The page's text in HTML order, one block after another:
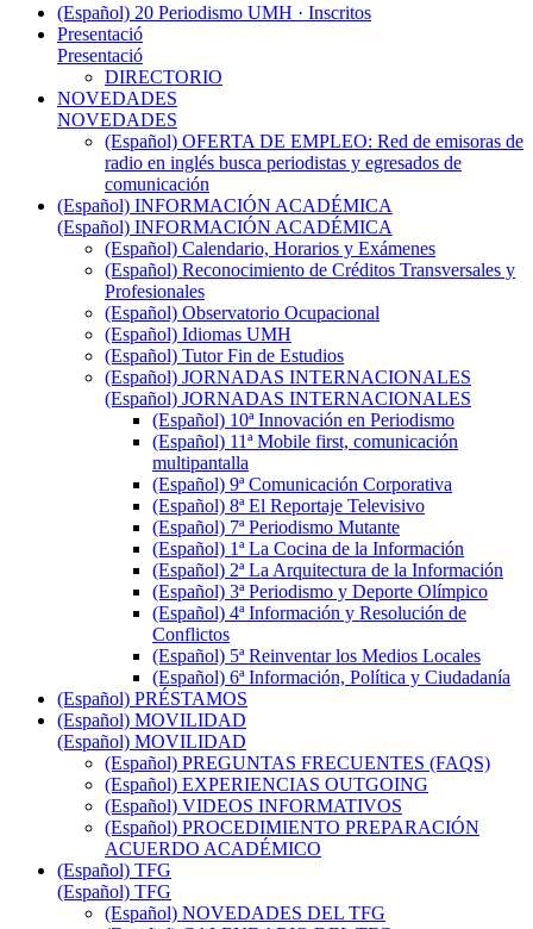
(Español) 20 Periodismo UMH · Inscritos
Presentació
Presentació
DIRECTORIO
NOVEDADES
NOVEDADES
(Español) OFERTA DE EMPLEO: Red de emisoras de
radio en inglés busca periodistas y egresados de
comunicación
(Español) INFORMACIÓN ACADÉMICA
(Español) INFORMACIÓN ACADÉMICA
(Español) Calendario, Horarios y Exámenes
(Español) Reconocimiento de Créditos Transversales y
Profesionales
(Español) Observatorio Ocupacional
(Español) Idiomas UMH
(Español) Tutor Fin de Estudios
(Español) JORNADAS INTERNACIONALES
(Español) JORNADAS INTERNACIONALES
(Español) 10ª Innovación en Periodismo
(Español) 11ª Mobile first, comunicación
multipantalla
(Español) 9ª Comunicación Corporativa
(Español) 8ª El Reportaje Televisivo
(Español) 7ª Periodismo Mutante
(Español) 1ª La Cocina de la Información
(Español) 2ª La Arquitectura de la Información
(Español) 3ª Periodismo y Deporte Olímpico
(Español) 4ª Información y Resolución de
Conflictos
(Español) 5ª Reinventar los Medios Locales
(Español) 6ª Información, Política y Ciudadanía
(Español) PRÉSTAMOS
(Español) MOVILIDAD
(Español) MOVILIDAD
(Español) PREGUNTAS FRECUENTES (FAQS)
(Español) EXPERIENCIAS OUTGOING
(Español) VIDEOS INFORMATIVOS
(Español) PROCEDIMIENTO PREPARACIÓN
ACUERDO ACADÉMICO
(Español) TFG
(Español) TFG
(Español) NOVEDADES DEL TFG